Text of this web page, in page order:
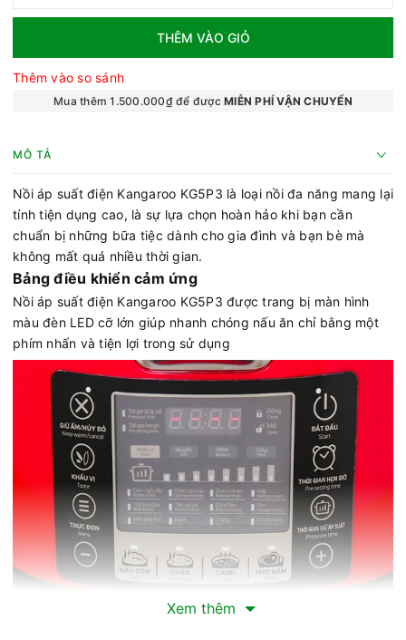
THÊM VÀO GIỎ
Thêm vào so sánh
Mua thêm 1.500.000₫ để đượcMIỄN PHÍ VẬN CHUYỂN
MÔ TẢ
Nồi áp suất điện Kangaroo KG5P3 là loại nồi đa năng mang lại
tính tiện dụng cao, là sự lựa chọn hoàn hảo khi bạn cần
chuẩn bị những bữa tiệc dành cho gia đình và bạn bè mà
không mất quá nhiều thời gian.
Bảng điều khiển cảm ứng
Nồi áp suất điện Kangaroo KG5P3 được trang bị màn hình
màu đèn LED cỡ lớn giúp nhanh chóng nấu ăn chỉ bằng một
phím nhấn và tiện lợi trong sử dụng
Xem thêm